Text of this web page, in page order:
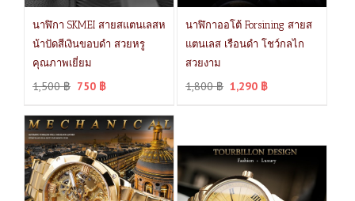
นาฬิกา SKMEI สายสแตนเลสห
น้าปัดสีเงินขอบดำ สวยหรู
คุณภาพเยี่ยม
1,500฿ 750 ฿
นาฬิกาออโต้ Forsining สายส
แตนเลส เรือนดำ โชว์กลไก
สวยงาม
1,800฿ 1,290 ฿